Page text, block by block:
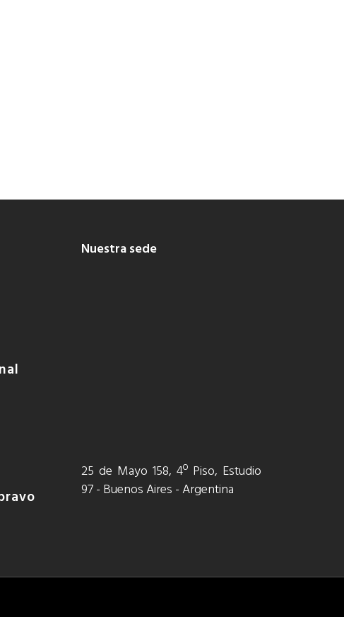
Nuestra sede
25 de Mayo 158, 4º Piso, Estudio
97 - Buenos Aires - Argentina